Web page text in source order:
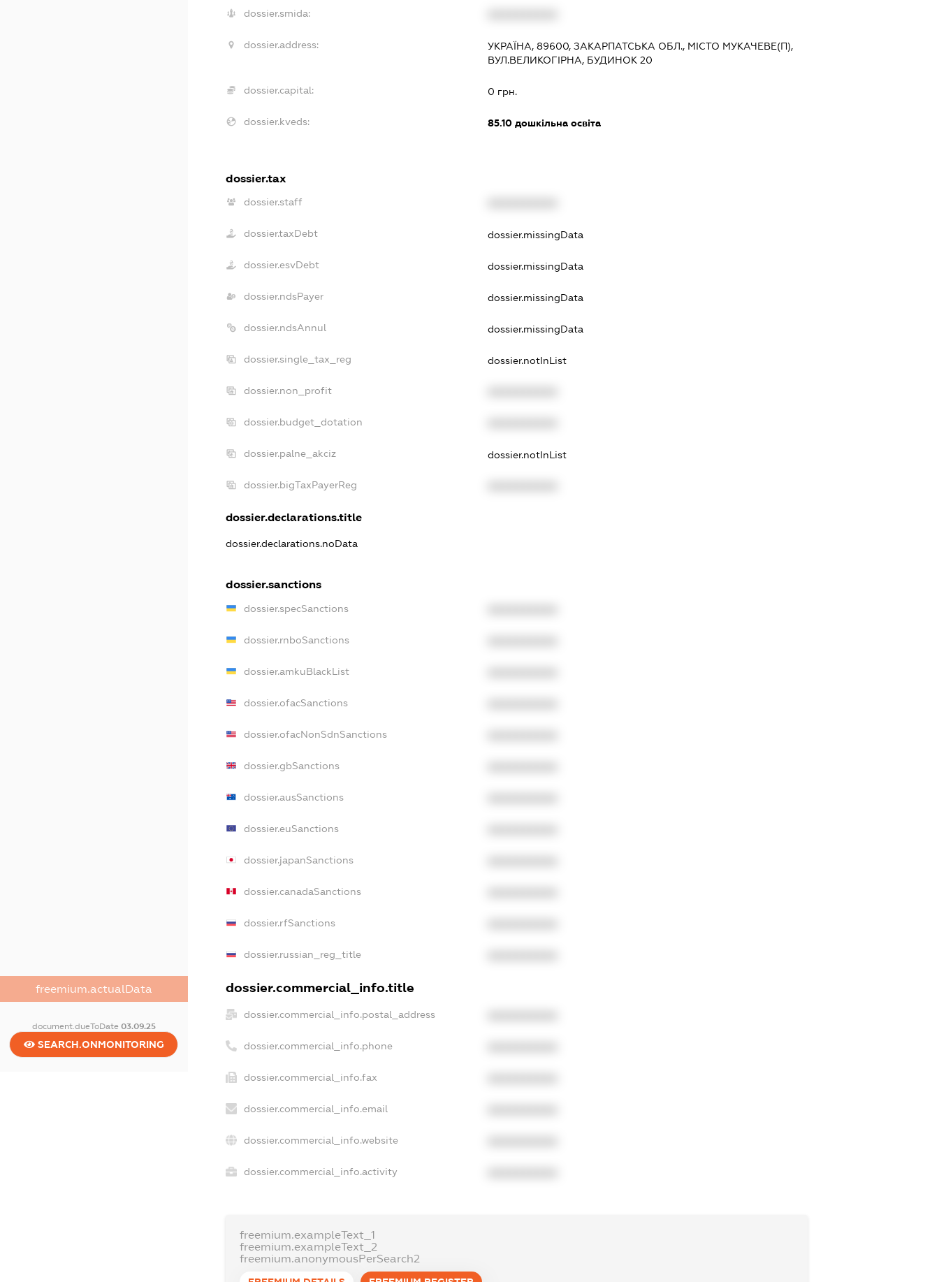
freemium.actualData
document.dueToDate 03.09.25
SEARCH.ONMONITORING
dossier.smida:
dossier.address:
УКРАЇНА, 89600, ЗАКАРПАТСЬКА ОБЛ., МІСТО МУКАЧЕВЕ(П),
ВУЛ.ВЕЛИКОГІРНА, БУДИНОК 20
dossier.capital: 0 грн.
dossier.kveds: 85.10дошкільна освіта
dossier.tax
dossier.staff
dossier.taxDebt dossier.missingData
dossier.esvDebt dossier.missingData
dossier.ndsPayer dossier.missingData
dossier.ndsAnnul dossier.missingData
dossier.single_tax_reg dossier.notInList
dossier.non_profit
dossier.budget_dotation
dossier.palne_akciz dossier.notInList
dossier.bigTaxPayerReg
dossier.declarations.title
dossier.declarations.noData
dossier.sanctions
dossier.specSanctions
dossier.rnboSanctions
dossier.amkuBlackList
dossier.ofacSanctions
dossier.ofacNonSdnSanctions
dossier.gbSanctions
dossier.ausSanctions
dossier.euSanctions
dossier.japanSanctions
dossier.canadaSanctions
dossier.rfSanctions
dossier.russian_reg_title
dossier.commercial_info.title
dossier.commercial_info.postal_address
dossier.commercial_info.phone
dossier.commercial_info.fax
dossier.commercial_info.email
dossier.commercial_info.website
dossier.commercial_info.activity
freemium.exampleText_1
freemium.exampleText_2
freemium.anonymousPerSearch2